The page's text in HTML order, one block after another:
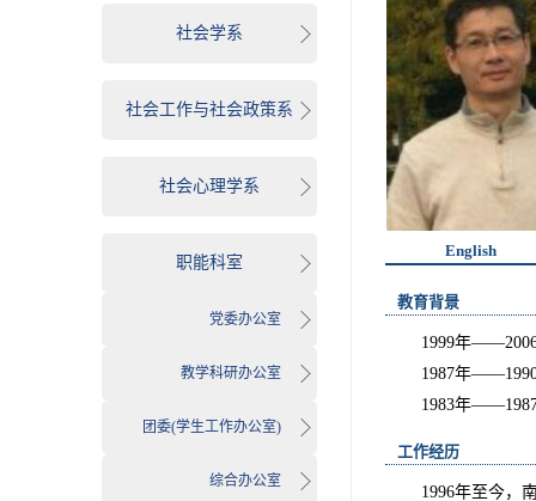
社会学系
社会工作与社会政策系
社会心理学系
职能科室
党委办公室
教学科研办公室
团委(学生工作办公室)
综合办公室
English
教育背景
1999年
1987年
1983年
工作经历
1996年至今，